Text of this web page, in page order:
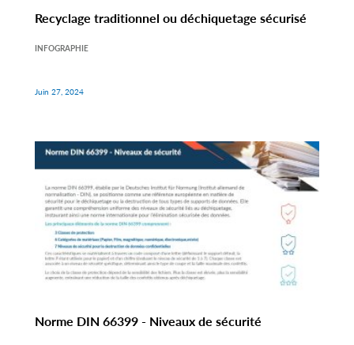
Recyclage traditionnel ou déchiquetage sécurisé
INFOGRAPHIE
Juin 27, 2024
Norme DIN 66399 - Niveaux de sécurité